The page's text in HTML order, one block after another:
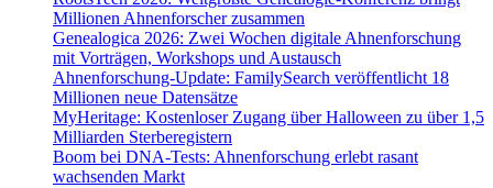
Millionen Ahnenforscher zusammen
Genealogica 2026: Zwei Wochen digitale Ahnenforschung
mit Vorträgen, Workshops und Austausch
Ahnenforschung-Update: FamilySearch veröffentlicht 18
Millionen neue Datensätze
MyHeritage: Kostenloser Zugang über Halloween zu über 1,5
Milliarden Sterberegistern
Boom bei DNA-Tests: Ahnenforschung erlebt rasant
wachsenden Markt